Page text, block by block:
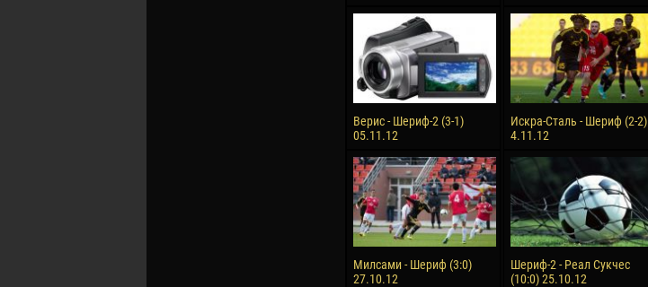
Верис - Шериф-2 (3-1)
05.11.12
Искра-Сталь - Шериф (2-2)
4.11.12
Милсами - Шериф (3:0)
27.10.12
Шериф-2 - Реал Сукчес
(10:0) 25.10.12